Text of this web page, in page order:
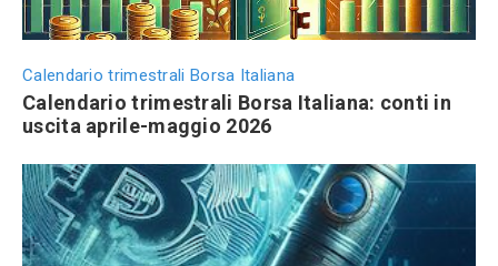
Calendario trimestrali Borsa Italiana
Calendario trimestrali Borsa Italiana: conti in
uscita aprile-maggio 2026